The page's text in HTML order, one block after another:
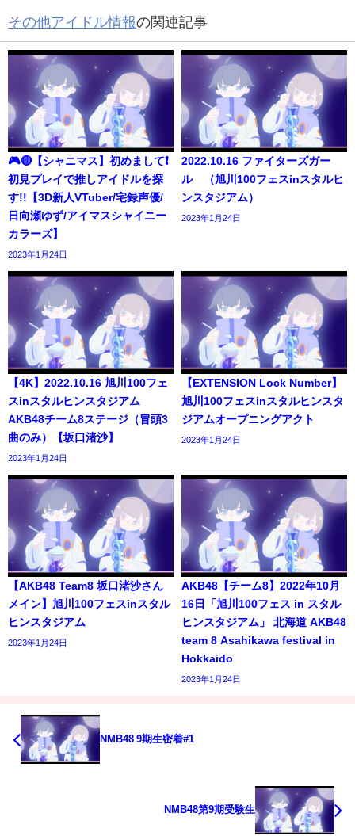
その他アイドル情報の関連記事
🎮🔴【シャニマス】初めまして❗️
初見プレイで推しアイドルを探
す!!【3D新人VTuber/宅録声優/
日向瀬ゆず/アイマスシャイニー
カラーズ】
2023年1月24日
2022.10.16 ファイターズガー
ル （旭川100フェスinスタルヒ
ンスタジアム）
2023年1月24日
【4K】2022.10.16 旭川100フェ
スinスタルヒンスタジアム
AKB48チーム8ステージ（冒頭3
曲のみ）【坂口渚沙】
2023年1月24日
【EXTENSION Lock Number】
旭川100フェスinスタルヒンスタ
ジアムオープニングアクト
2023年1月24日
【AKB48 Team8 坂口渚沙さん
メイン】旭川100フェスinスタル
ヒンスタジアム
2023年1月24日
AKB48【チーム8】2022年10月
16日「旭川100フェス in スタル
ヒンスタジアム」 北海道 AKB48
team 8 Asahikawa festival in
Hokkaido
2023年1月24日
NMB48 9期生密着#1
NMB48第9期受験生